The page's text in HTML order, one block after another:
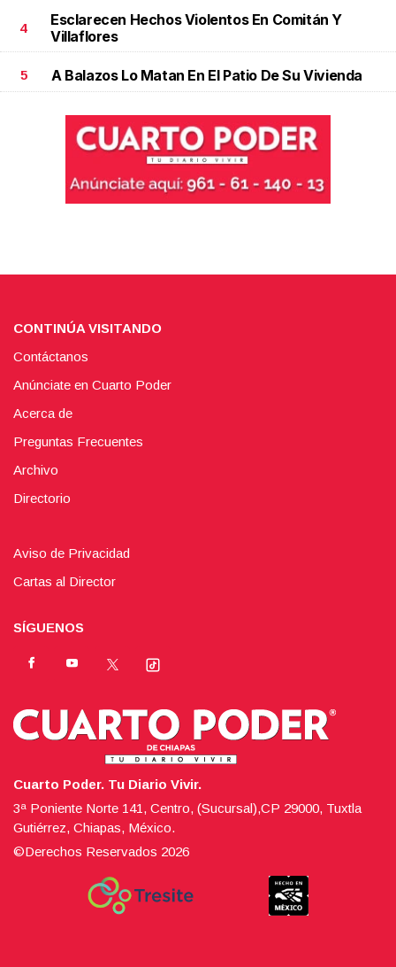
4
Esclarecen Hechos Violentos En Comitán Y
Villaflores
5 A Balazos Lo Matan En El Patio De Su Vivienda
CONTINÚA VISITANDO
Contáctanos
Anúnciate en Cuarto Poder
Acerca de
Preguntas Frecuentes
Archivo
Directorio
Aviso de Privacidad
Cartas al Director
SÍGUENOS
Cuarto Poder. Tu Diario Vivir.
3ª Poniente Norte 141, Centro, (Sucursal),CP 29000, Tuxtla
Gutiérrez, Chiapas, México.
©Derechos Reservados 2026